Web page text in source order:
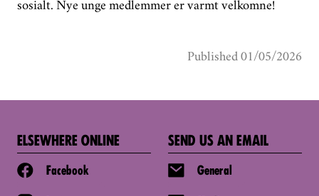
sosialt. Nye unge medlemmer er varmt velkomne!
Published 01/05/2026
ELSEWHERE ONLINE
Facebook
SEND US AN EMAIL
General